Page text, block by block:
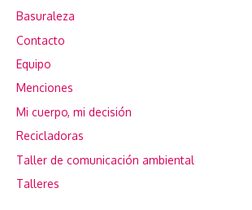
Basuraleza
Contacto
Equipo
Menciones
Mi cuerpo, mi decisión
Recicladoras
Taller de comunicación ambiental
Talleres